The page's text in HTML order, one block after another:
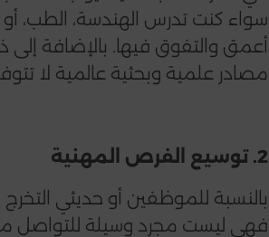
سواء كنت تدرس الهندسة، الطب،
أعمق والتفوق فيها. بالإضافة إلى
مصادر علمية وبحثية عالمية لا
2. توسيع الفرص المهنية
بالنسبة للموظفين أو حديثي
فهي ليست مجرد وسيلة للتواصل مع